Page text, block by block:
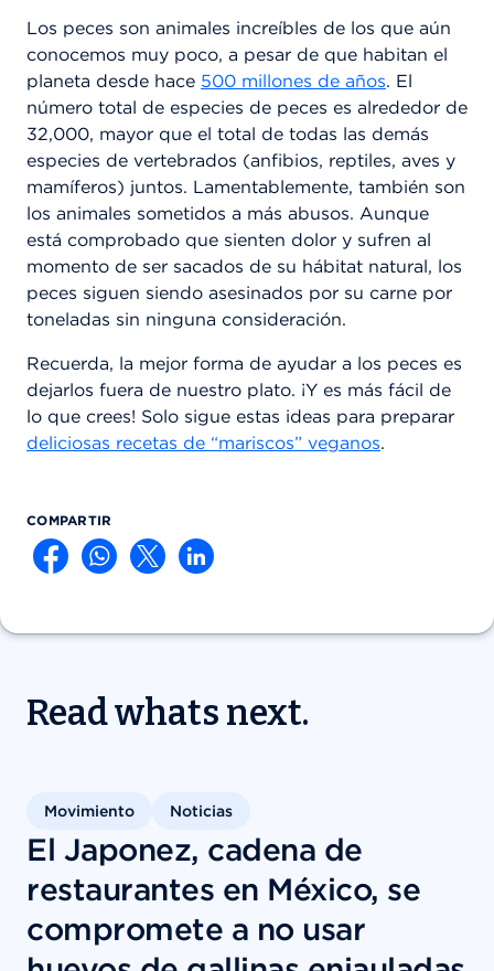
Los peces son animales increíbles de los que aún
conocemos muy poco, a pesar de que habitan el
planeta desde hace 500 millones de años. El
número total de especies de peces es alrededor de
32,000, mayor que el total de todas las demás
especies de vertebrados (anfibios, reptiles, aves y
mamíferos) juntos. Lamentablemente, también son
los animales sometidos a más abusos. Aunque
está comprobado que sienten dolor y sufren al
momento de ser sacados de su hábitat natural, los
peces siguen siendo asesinados por su carne por
toneladas sin ninguna consideración.
Recuerda, la mejor forma de ayudar a los peces es
dejarlos fuera de nuestro plato. ¡Y es más fácil de
lo que crees! Solo sigue estas ideas para preparar
deliciosas recetas de “mariscos” veganos.
COMPARTIR
Read whats next.
Movimiento Noticias
El Japonez, cadena de
restaurantes en México, se
compromete a no usar